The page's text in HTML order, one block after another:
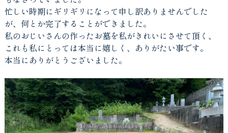
忙しい時期にギリギリになって申し訳ありませんでした
が、何とか完了することができました。
私のおじいさんの作ったお墓を私がきれいにさせて頂く、
これも私にとっては本当に嬉しく、ありがたい事です。
本当にありがとうございました。